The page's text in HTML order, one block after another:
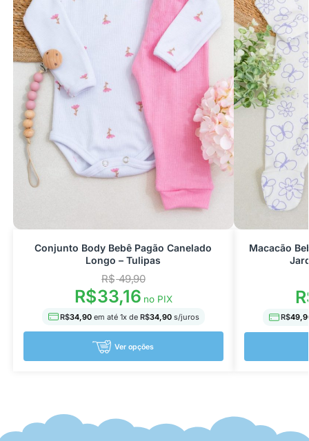
Conjunto Body Bebê Pagão Canelado
Longo – Tulipas
R$49,90
R$33,16no PIX
R$34,90 em até 1x de R$34,90s/juros
Ver opções
Macacão
R$